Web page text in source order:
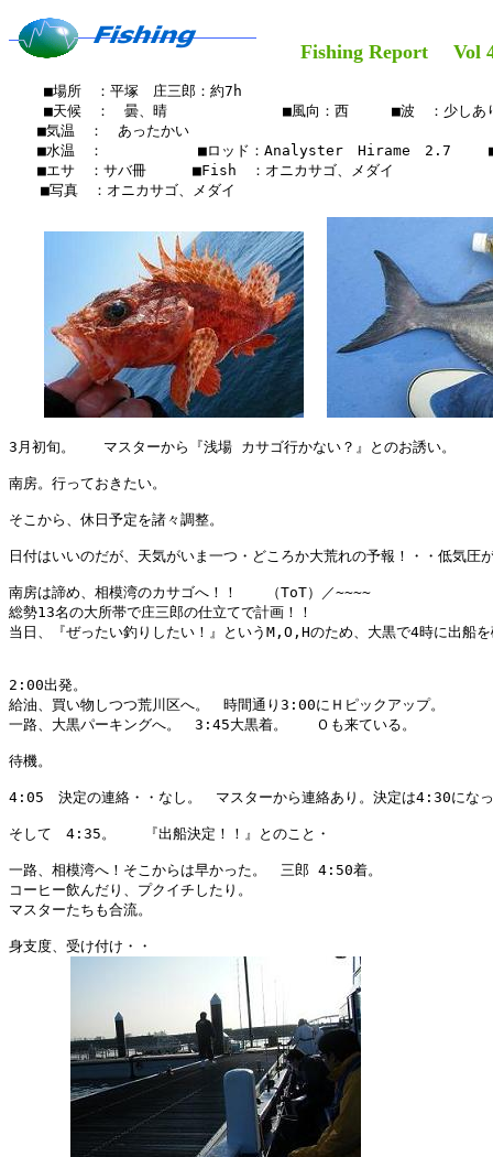
Fishing Report Vol
    ■場所　：平塚　庄三郎：約7h
■天候　：　曇、晴　　　　     　■風向：西　　　■波　：少しあ
■気温　：　あったかい
■水温　：　　　　　 　■ロッド：Analyster　Hirame　2.7 　　
■エサ　：サバ冊　　  ■Fish　：オニカサゴ、メダイ
  　■写真　：オニカサゴ、メダイ
3月初旬。　　マスターから『浅場 カサゴ行かない？』とのお誘い。
南房。行っておきたい。
そこから、休日予定を諸々調整。
日付はいいのだが、天気がいま一つ・どころか大荒れの予報！・・低気
南房は諦め、相模湾のカサゴへ！！　　（ToT）／~~~~
総勢13名の大所帯で庄三郎の仕立てで計画！！
当日、『ぜったい釣りしたい！』というM,O,Hのため、大黒で4時に出船
2:00出発。
給油、買い物しつつ荒川区へ。　時間通り3:00にＨピックアップ。
一路、大黒パーキングへ。　3:45大黒着。　　Ｏも来ている。
待機。
4:05　決定の連絡・・なし。　マスターから連絡あり。決定は4:30にな
そして　4:35。　　『出船決定！！』とのこと・
一路、相模湾へ！そこからは早かった。　三郎 4:50着。
コーヒー飲んだり、プクイチしたり。
マスターたちも合流。
身支度、受け付け・・